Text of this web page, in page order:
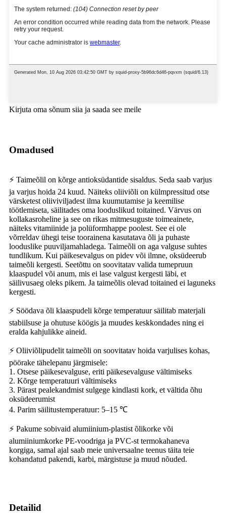
Kirjuta oma sõnum siia ja saada see meile
Omadused
⚡ Taimeõlil on kõrge antioksüdantide sisaldus. Seda saab varjus
ja varjus hoida 24 kuud. Näiteks oliiviõli on külmpressitud otse
värsketest oliiviviljadest ilma kuumutamise ja keemilise
töötlemiseta, säilitades oma looduslikud toitained. Värvus on
kollakasroheline ja see on rikas mitmesuguste toimeainete,
näiteks vitamiinide ja polüformhappe poolest. See ei ole
võrreldav ühegi teise toorainena kasutatava õli ja puhaste
looduslike puuviljamahladega. Taimeõli on aga valguse suhtes
tundlikum. Kui päikesevalgus on pidev või ilmne, oksüdeerub
taimeõli kergesti. Seetõttu on soovitatav valida tumepruun
klaaspudel või anum, mis ei lase valgust kergesti läbi, et
säilivusaeg oleks pikem. Ja taimeõlis olevad toitained ei laguneks
kergesti.
⚡ Söödava õli klaaspudeli kõrge temperatuur säilitab materjali
stabiilsuse ja ohutuse köögis ja muudes keskkondades ning ei
eralda kahjulikke aineid.
⚡ Oliiviõlipudelit taimeõli on soovitatav hoida varjulises kohas,
pöörake tähelepanu järgmisele:
1. Otsese päikesevalguse, eriti päikesevalguse vältimiseks
2. Kõrge temperatuuri vältimiseks
3. Pärast pealekandmist sulgege kindlasti kork, et vältida õhu
oksüdeerumist
4. Parim säilitustemperatuur: 5–15 ℃
⚡ Pakume sobivaid alumiinium-plastist õlikorke või
alumiiniumkorke PE-voodriga ja PVC-st termokahaneva
korgiga, samal ajal saab meie universaalne teenus täita teie
kohandatud pakendi, karbi, märgistuse ja muud nõuded.
Detailid